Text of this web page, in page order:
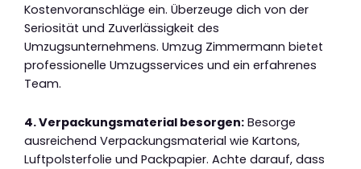
Kostenvoranschläge ein. Überzeuge dich von der
Seriosität und Zuverlässigkeit des
Umzugsunternehmens. Umzug Zimmermann bietet
professionelle Umzugsservices und ein erfahrenes
Team.
4. Verpackungsmaterial besorgen: Besorge
ausreichend Verpackungsmaterial wie Kartons,
Luftpolsterfolie und Packpapier. Achte darauf, dass